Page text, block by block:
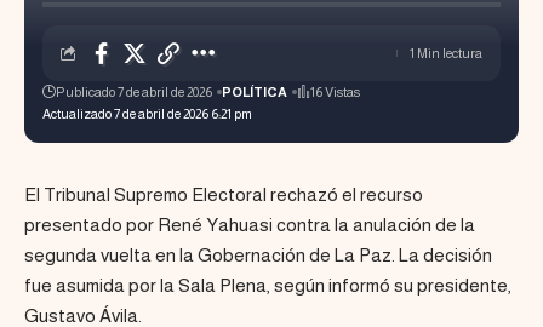
Actualizado 7 de abril de 2026 6:21 pm
Publicado 7 de abril de 2026 POLÍTICA 16 Vistas
1 Min lectura
El Tribunal Supremo Electoral rechazó el recurso
presentado por René Yahuasi contra la anulación de la
segunda vuelta en la Gobernación de La Paz. La decisión
fue asumida por la Sala Plena, según informó su presidente,
Gustavo Ávila.